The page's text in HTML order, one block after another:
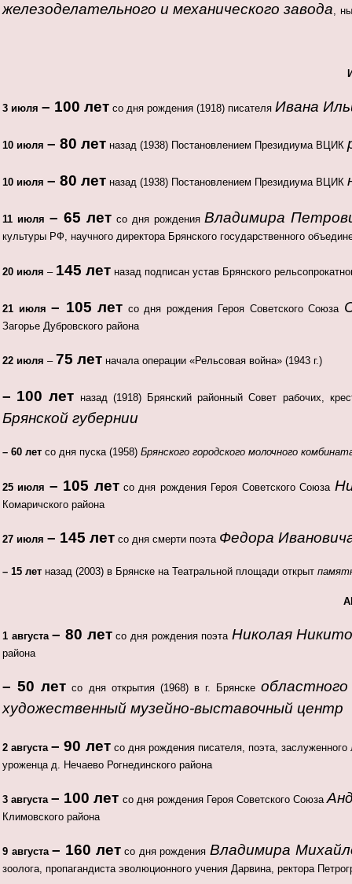
железоделательного и механического завода,
3 июля – 100 лет со дня рождения (1918) писателя Ивана
10 июля – 80 лет назад (1938) Постановлением Президиума ВЦИК
10 июля – 80 лет назад (1938) Постановлением Президиума ВЦИК
11 июля – 65 летсо дня рожденияВладимира
культуры РФ, научного директора Брянского государственного
20 июля – 145 лет назад подписан устав Брянского
21 июля – 105 лет со дня рождения Героя Советского Союза
Загорье Дубровского района
22 июля – 75 лет начала операции «Рельсовая война» (1943 г.)
– 100 лет назад (1918) Брянский районный Совет рабочих,
Брянской губернии
– 60 лет со дня пуска (1958) Брянского городского молочного
25 июля – 105 летсо дня рождения Героя Советского Союза
Комаричского района
27 июля – 145 лет со дня смерти поэта Федора
– 15 лет назад (2003) в Брянске на Театральной площади открыт
1 августа– 80 летсо дня рождения поэта Николая
района
– 50 лет со дня открытия (1968) в г. Брянске
художественный музейно-выставочный центр
2 августа– 90 летсо дня рождения писателя, поэта,
уроженца д. Нечаево Рогнединского района
3 августа– 100 лет со дня рождения Героя Советского Союза
Климовского района
9 августа– 160 летсо дня рождения Владимира
зоолога, пропагандиста эволюционного учения Дарвина, ректора